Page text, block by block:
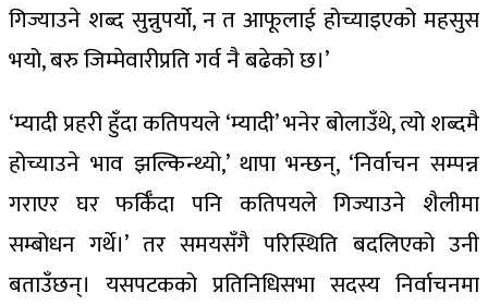
गिज्याउने शब्द सुन्नुपर्यो, न त आफूलाई होच्याइएको महसुस
भयो, बरु जिम्मेवारीप्रति गर्व नै बढेको छ।’
‘म्यादी प्रहरी हुँदा कतिपयले ‘म्यादी’ भनेर बोलाउँथे, त्यो शब्दमै
होच्याउने भाव झल्किन्थ्यो,’ थापा भन्छन्, ‘निर्वाचन सम्पन्न
गराएर घर फर्किँदा पनि कतिपयले गिज्याउने शैलीमा
सम्बोधन गर्थे।’ तर समयसँगै परिस्थिति बदलिएको उनी
बताउँछन्। यसपटकको प्रतिनिधिसभा सदस्य निर्वाचनमा